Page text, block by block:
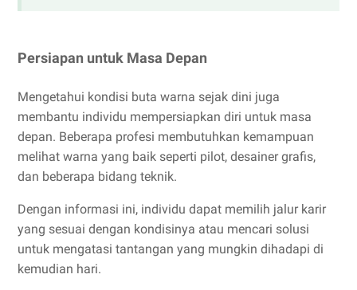
Persiapan untuk Masa Depan
Mengetahui kondisi buta warna sejak dini juga
membantu individu mempersiapkan diri untuk masa
depan. Beberapa profesi membutuhkan kemampuan
melihat warna yang baik seperti pilot, desainer grafis,
dan beberapa bidang teknik.
Dengan informasi ini, individu dapat memilih jalur karir
yang sesuai dengan kondisinya atau mencari solusi
untuk mengatasi tantangan yang mungkin dihadapi di
kemudian hari.